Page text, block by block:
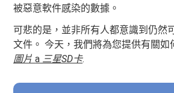
被惡意軟件感染的數據。
可悲的是，並非所有人都意識到仍然
文件。 今天，我們將為您提供有關如
圖片a 三星SD卡.